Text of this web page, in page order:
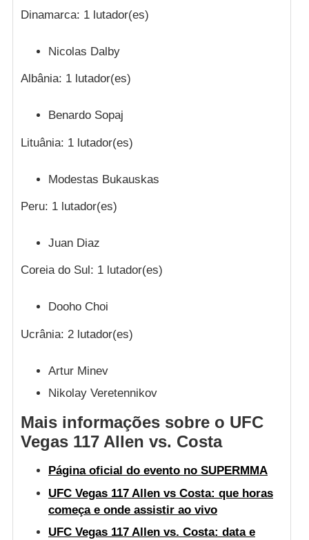
Dinamarca: 1 lutador(es)
Nicolas Dalby
Albânia: 1 lutador(es)
Benardo Sopaj
Lituânia: 1 lutador(es)
Modestas Bukauskas
Peru: 1 lutador(es)
Juan Diaz
Coreia do Sul: 1 lutador(es)
Dooho Choi
Ucrânia: 2 lutador(es)
Artur Minev
Nikolay Veretennikov
Mais informações sobre o UFC
Vegas 117 Allen vs. Costa
Página oficial do evento no SUPERMMA
UFC Vegas 117 Allen vs Costa: que horas
começa e onde assistir ao vivo
UFC Vegas 117 Allen vs. Costa: data e